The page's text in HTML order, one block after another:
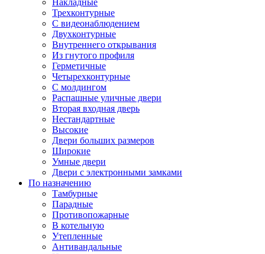
Накладные
Трехконтурные
С видеонаблюдением
Двухконтурные
Внутреннего открывания
Из гнутого профиля
Герметичные
Четырехконтурные
С молдингом
Распашные уличные двери
Вторая входная дверь
Нестандартные
Высокие
Двери больших размеров
Широкие
Умные двери
Двери с электронными замками
По назначению
Тамбурные
Парадные
Противопожарные
В котельную
Утепленные
Антивандальные